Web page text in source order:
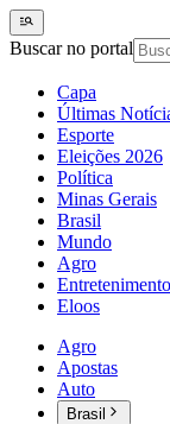
Buscar no portal
Capa
Últimas
Esporte
Eleições 2026
Política
Minas Gerais
Brasil
Mundo
Agro
Entretenimento
Eloos
Agro
Apostas
Auto
Brasil